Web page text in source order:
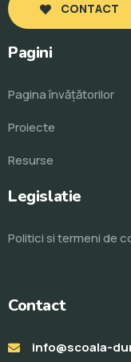
CONTACT
Pagini
Pagina învăţătorilor
Proiecte
Resurse
Legislatie
Politici si termeni de
Contact
info@scoala-